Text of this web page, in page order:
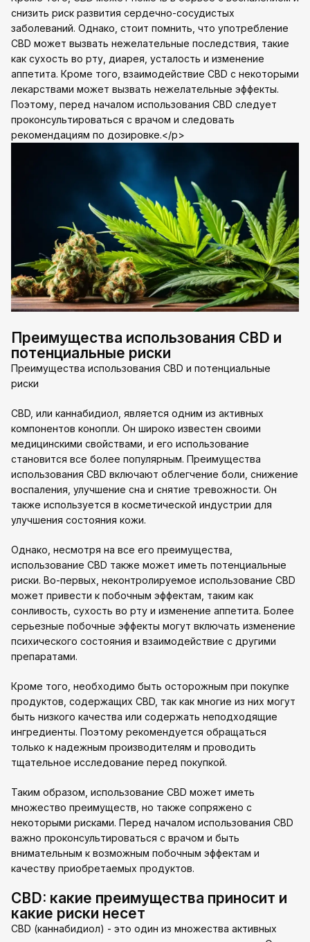
снизить риск развития сердечно-сосудистых
заболеваний. Однако, стоит помнить, что употребление
CBD может вызвать нежелательные последствия, такие
как сухость во рту, диарея, усталость и изменение
аппетита. Кроме того, взаимодействие CBD с некоторыми
лекарствами может вызвать нежелательные эффекты.
Поэтому, перед началом использования CBD следует
проконсультироваться с врачом и следовать
рекомендациям по дозировке.</p>
Преимущества использования CBD и
потенциальные риски
Преимущества использования CBD и потенциальные
риски
CBD, или каннабидиол, является одним из активных
компонентов конопли. Он широко известен своими
медицинскими свойствами, и его использование
становится все более популярным. Преимущества
использования CBD включают облегчение боли, снижение
воспаления, улучшение сна и снятие тревожности. Он
также используется в косметической индустрии для
улучшения состояния кожи.
Однако, несмотря на все его преимущества,
использование CBD также может иметь потенциальные
риски. Во-первых, неконтролируемое использование CBD
может привести к побочным эффектам, таким как
сонливость, сухость во рту и изменение аппетита. Более
серьезные побочные эффекты могут включать изменение
психического состояния и взаимодействие с другими
препаратами.
Кроме того, необходимо быть осторожным при покупке
продуктов, содержащих CBD, так как многие из них могут
быть низкого качества или содержать неподходящие
ингредиенты. Поэтому рекомендуется обращаться
только к надежным производителям и проводить
тщательное исследование перед покупкой.
Таким образом, использование CBD может иметь
множество преимуществ, но также сопряжено с
некоторыми рисками. Перед началом использования CBD
важно проконсультироваться с врачом и быть
внимательным к возможным побочным эффектам и
качеству приобретаемых продуктов.
CBD: какие преимущества приносит и
какие риски несет
CBD (каннабидиол) - это один из множества активных